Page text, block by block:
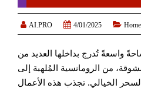
 AI.PRO  4/01/2025  Home
واسعةً تُدرج بداخلها العديد من
من الرومانسية المُلهبة إلى
الخيالي. تجذب هذه الأعمال